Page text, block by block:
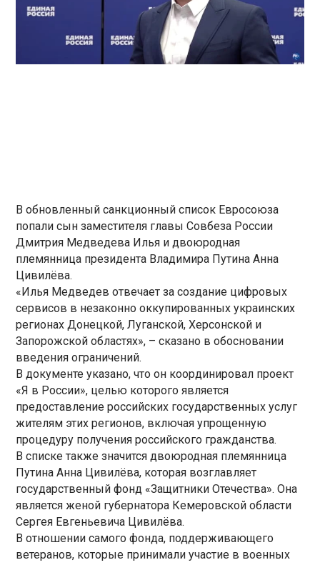
В обновленный санкционный список Евросоюза
попали сын заместителя главы Совбеза России
Дмитрия Медведева Илья и двоюродная
племянница президента Владимира Путина Анна
Цивилёва.
«Илья Медведев отвечает за создание цифровых
сервисов в незаконно оккупированных украинских
регионах Донецкой, Луганской, Херсонской и
Запорожской областях», – сказано в обосновании
введения ограничений.
В документе указано, что он координировал проект
«Я в России», целью которого является
предоставление российских государственных услуг
жителям этих регионов, включая упрощенную
процедуру получения российского гражданства.
В списке также значится двоюродная племянница
Путина Анна Цивилёва, которая возглавляет
государственный фонд «Защитники Отечества». Она
является женой губернатора Кемеровской области
Сергея Евгеньевича Цивилёва.
В отношении самого фонда, поддерживающего
ветеранов, которые принимали участие в военных